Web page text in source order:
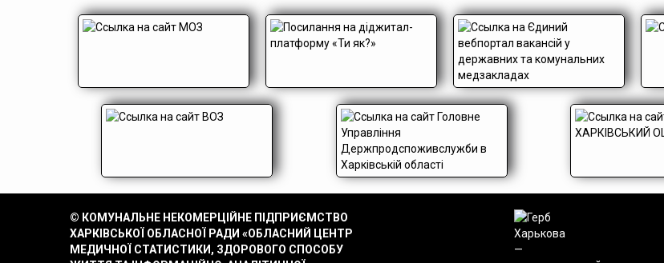
© КОМУНАЛЬНЕ НЕКОМЕРЦІЙНЕ ПІДПРИЄМСТВО
ХАРКІВСЬКОЇ ОБЛАСНОЇ РАДИ «ОБЛАСНИЙ ЦЕНТР
МЕДИЧНОЇ СТАТИСТИКИ, ЗДОРОВОГО СПОСОБУ